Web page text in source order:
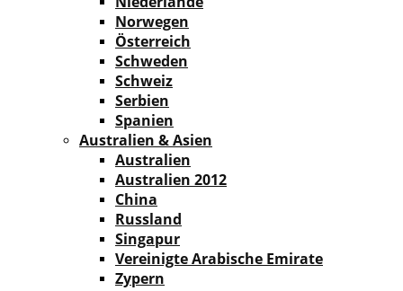
Norwegen
Österreich
Schweden
Schweiz
Serbien
Spanien
Australien & Asien
Australien
Australien 2012
China
Russland
Singapur
Vereinigte Arabische Emirate
Zypern